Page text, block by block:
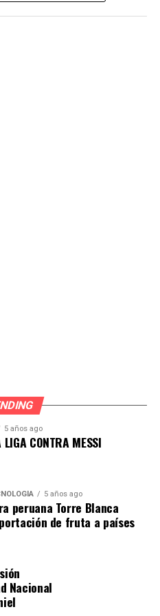
la
de material
y construir viviendas para
la capital, y así entre
funcionado con
recibidas por la gran
5 años ago
CONTRA MESSI
5 años ago
peruana Torre Blanca
de fruta a países
Nacional